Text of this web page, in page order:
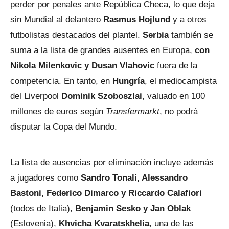
perder por penales ante República Checa, lo que deja
sin Mundial al delantero Rasmus Hojlund y a otros
futbolistas destacados del plantel. Serbiatambién se
suma a la lista de grandes ausentes en Europa, con
Nikola Milenkovic y Dusan Vlahovic fuera de la
competencia. En tanto, en Hungría, el mediocampista
del Liverpool Dominik Szoboszlai, valuado en 100
millones de euros según Transfermarkt, no podrá
disputar la Copa del Mundo.
La lista de ausencias por eliminación incluye además
a jugadores como Sandro Tonali, Alessandro
Bastoni, Federico Dimarco y Riccardo Calafiori
(todos de Italia), Benjamin Sesko y Jan Oblak
(Eslovenia), Khvicha Kvaratskhelia, una de las